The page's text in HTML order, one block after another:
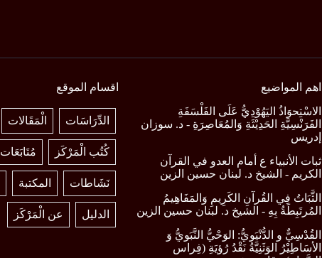
اهم المواضيع
الاسْتِحوَاذُ اليَهُوْدِيُّ عَلَى الفَلْسَفَةِ
الفَرَنْسِيَّةِ الحَدِيْثَةِ وَالمُعَاصِرَةِ - د. سوزان
إدريس
ثبات الأنبياء ع أمام العدو في القرآن
الكريم - الشيخ د. لبنان حسين الزين
الثَّبَاتُ فِي القُرآنِ الكَرِيمِ وَالمَفَاهِيمُ
المُرتَبِطَةُ بِهِ - الشيخ د. لبنان حسين الزين
القُدْسِيٌّ و الدُّنْيَويُّ: الوَحْيُّ النَّبَويُّ وَ
الأسَاطِيْرُ الوَثَنِيَّةُ نَقْدُ رُؤيَةِ (فِراس
اقسام الموقع
الدِّرَاسَات الْمَقَالات
كُتُب الْمَرْكَز مُتَابَعَات
نَشَاطات المكتبة
الدليل عن الْمَرْكَز